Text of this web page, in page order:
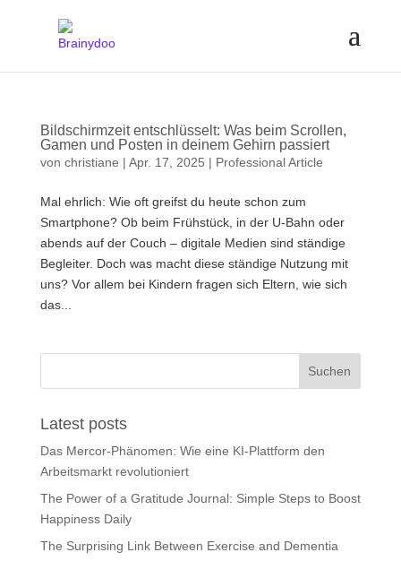
Bildschirmzeit entschlüsselt: Was beim Scrollen,
Gamen und Posten in deinem Gehirn passiert
von christiane | Apr. 17, 2025 | Professional Article
Mal ehrlich: Wie oft greifst du heute schon zum
Smartphone? Ob beim Frühstück, in der U-Bahn oder
abends auf der Couch – digitale Medien sind ständige
Begleiter. Doch was macht diese ständige Nutzung mit
uns? Vor allem bei Kindern fragen sich Eltern, wie sich
das...
Latest posts
Das Mercor-Phänomen: Wie eine KI-Plattform den
Arbeitsmarkt revolutioniert
The Power of a Gratitude Journal: Simple Steps to Boost
Happiness Daily
The Surprising Link Between Exercise and Dementia